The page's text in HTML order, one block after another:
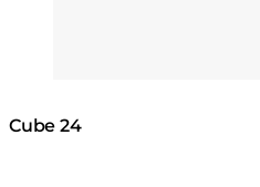
Cube 24